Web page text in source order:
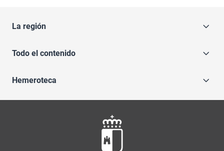
La región
Todo el contenido
Hemeroteca